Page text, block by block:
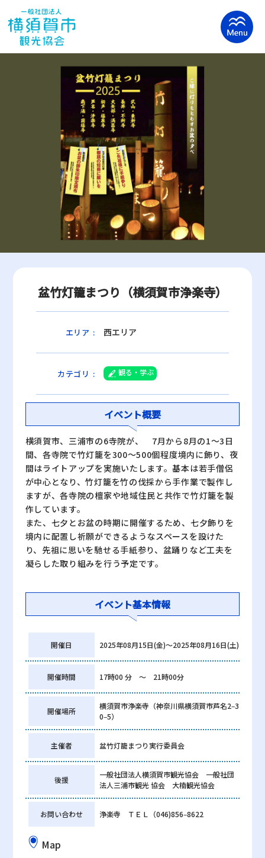
盆竹灯籠まつり（横須賀市浄楽寺）
エリア : 西エリア
カテゴリ : 観る・学ぶ
イベント概要
横須賀市、三浦市の6寺院が、 7月から8月の1～3日
間、各寺院で竹灯籠を300～500個程度境内に飾り、夜
間はライトアップを実施いたします。基本は若手僧侶
が中心となり、竹灯籠を竹の伐採から手作業で製作し
ますが、各寺院の檀家や地域住民と共作で竹灯籠を製
作しています。
また、七夕とお盆の時期に開催するため、七夕飾りを
境内に配置し祈願ができるようなスペースを設けた
り、先祖に思いを馳せる手紙参り、盆踊りなど工夫を
凝らした取り組みを行う予定です。
イベント基本情報
開催日 2025年08月15日(金)〜2025年08月16日(土)
開催時間 17時00 分 ～ 21時00分
開催場所
横須賀市浄楽寺（神奈川県横須賀市芦名2‒3
0‒5）
主催者 盆竹灯籠まつり実行委員会
後援
一般社団法人横須賀市観光協会 一般社団
法人三浦市観光 協会 大楠観光協会
お問い合わせ 浄楽寺 ＴＥＬ（046)856‒8622
Map